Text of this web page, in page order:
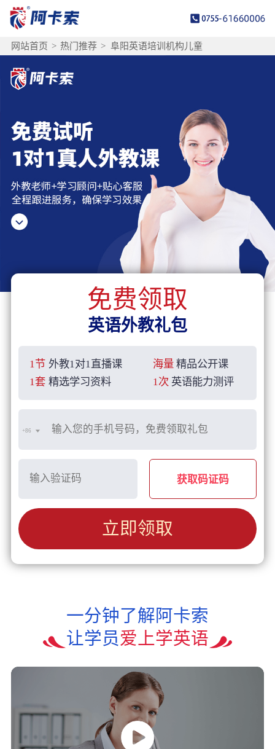
网站首页 > 热门推荐 > 阜阳英语培训机构儿童
免费领取
英语外教礼包
1节 外教1对1直播课 海量 精品公开课
1套 精选学习资料 1次 英语能力测评
+86
获取码证码
立即领取
一分钟了解阿卡索
让学员爱上学英语